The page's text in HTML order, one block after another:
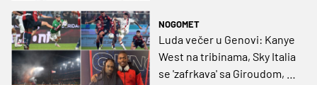
NOGOMET
Luda večer u Genovi: Kanye
West na tribinama, Sky Italia
se 'zafrkava' sa Giroudom, a